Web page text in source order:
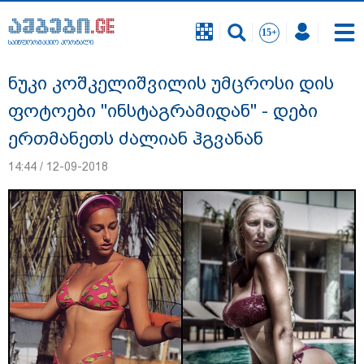
საინფორმაციო პორტალი
"სანაპირო რაიონებში მოსალოდნელია
წვიმა" - გარემოს ეროვნული სააგენტოს
გაფრთხილება: რომელ რეგიონებში უნდა
ველოდოთ ელჭექს, სეტყვასა და ქარის
საინფორმაციო პორტალი
ნუკი კოშკელიშვილის უმცროსი დის
ფოტოები "ინსტაგრამიდან" - დები
ერთმანეთს ძალიან ჰგვანან
14:44 / 12-09-2018